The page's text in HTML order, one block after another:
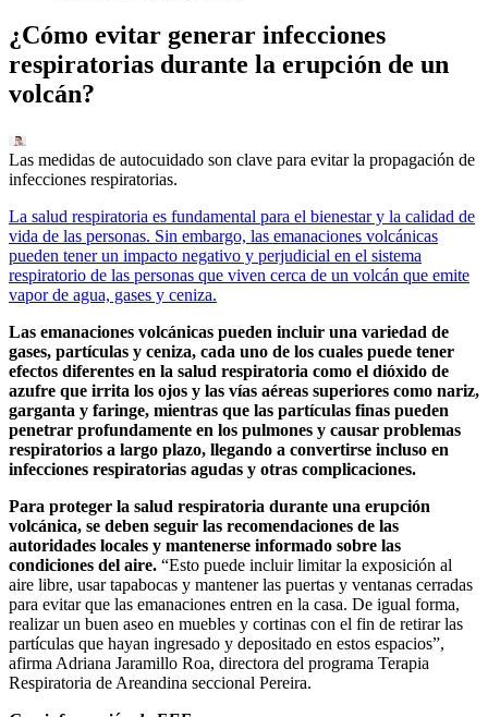
¿Cómo evitar generar infecciones
respiratorias durante la erupción de un
volcán?
Las medidas de autocuidado son clave para evitar la propagación de
infecciones respiratorias.
La salud respiratoria es fundamental para el bienestar y la calidad de
vida de las personas. Sin embargo, las emanaciones volcánicas
pueden tener un impacto negativo y perjudicial en el sistema
respiratorio de las personas que viven cerca de un volcán que emite
vapor de agua, gases y ceniza.
Las emanaciones volcánicas pueden incluir una variedad de
gases, partículas y ceniza, cada uno de los cuales puede tener
efectos diferentes en la salud respiratoria como el dióxido de
azufre que irrita los ojos y las vías aéreas superiores como nariz,
garganta y faringe, mientras que las partículas finas pueden
penetrar profundamente en los pulmones y causar problemas
respiratorios a largo plazo, llegando a convertirse incluso en
infecciones respiratorias agudas y otras complicaciones.
Para proteger la salud respiratoria durante una erupción
volcánica, se deben seguir las recomendaciones de las
autoridades locales y mantenerse informado sobre las
condiciones del aire. “Esto puede incluir limitar la exposición al
aire libre, usar tapabocas y mantener las puertas y ventanas cerradas
para evitar que las emanaciones entren en la casa. De igual forma,
realizar un buen aseo en muebles y cortinas con el fin de retirar las
partículas que hayan ingresado y depositado en estos espacios”,
afirma Adriana Jaramillo Roa, directora del programa Terapia
Respiratoria de Areandina seccional Pereira.